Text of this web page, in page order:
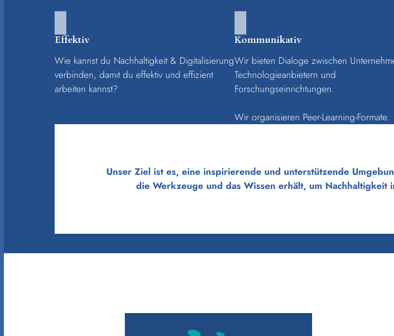
Effektiv
Wie kannst du Nachhaltigkeit & Digitalisierung
verbinden, damit du effektiv und effizient
arbeiten kannst?
Kommunikativ
Wir bieten Dialoge zwischen
Technologieanbietern und
Forschungseinrichtungen.
Wir organisieren Peer-Learning-Formate.
Unser Ziel ist es, eine inspirierende und unterstützende
die Werkzeuge und das Wissen erhält, um Nachhaltigkeit